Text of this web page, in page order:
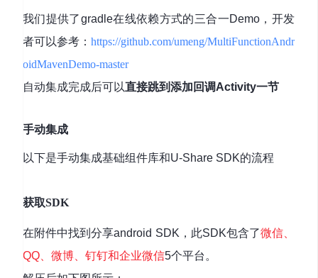
我们提供了gradle在线依赖方式的三合一Demo，开发
者可以参考： https://github.com/umeng/MultiFunctionAndr
oidMavenDemo-master
自动集成完成后可以直接跳到添加回调Activity一节
手动集成
以下是手动集成基础组件库和U-Share SDK的流程
获取SDK
在附件中找到分享android SDK，此SDK包含了微信、
QQ、微博、钉钉和企业微信5个平台。